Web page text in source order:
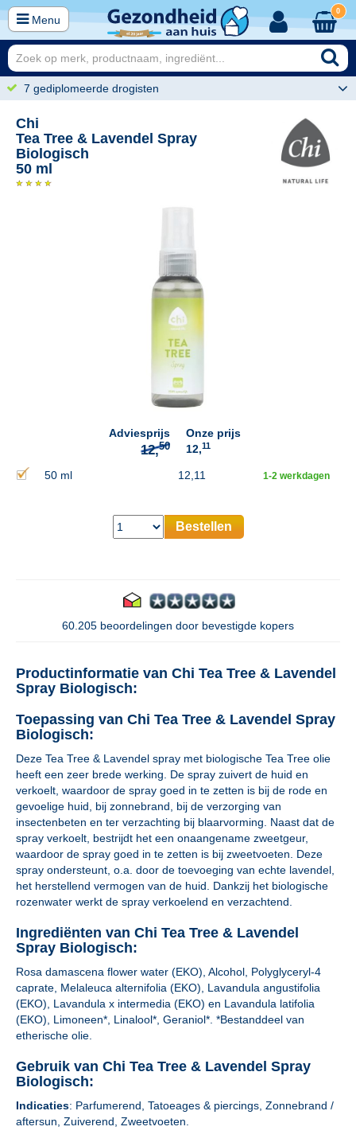
Menu
0
7 gediplomeerde drogisten
Chi
Tea Tree & Lavendel Spray
Biologisch
50 ml
Adviesprijs
Onze prijs
12,11
50 ml 12,11 1-2 werkdagen
Bestellen
60.205 beoordelingen door bevestigde kopers
Productinformatie van Chi Tea Tree & Lavendel
Spray Biologisch:
Toepassing van Chi Tea Tree & Lavendel Spray
Biologisch:
Deze Tea Tree & Lavendel spray met biologische Tea Tree olie
heeft een zeer brede werking. De spray zuivert de huid en
verkoelt, waardoor de spray goed in te zetten is bij de rode en
gevoelige huid, bij zonnebrand, bij de verzorging van
insectenbeten en ter verzachting bij blaarvorming. Naast dat de
spray verkoelt, bestrijdt het een onaangename zweetgeur,
waardoor de spray goed in te zetten is bij zweetvoeten. Deze
spray ondersteunt, o.a. door de toevoeging van echte lavendel,
het herstellend vermogen van de huid. Dankzij het biologische
rozenwater werkt de spray verkoelend en verzachtend.
Ingrediënten van Chi Tea Tree & Lavendel
Spray Biologisch:
Rosa damascena flower water (EKO), Alcohol, Polyglyceryl-4
caprate, Melaleuca alternifolia (EKO), Lavandula angustifolia
(EKO), Lavandula x intermedia (EKO) en Lavandula latifolia
(EKO), Limoneen*, Linalool*, Geraniol*. *Bestanddeel van
etherische olie.
Gebruik van Chi Tea Tree & Lavendel Spray
Biologisch:
Indicaties: Parfumerend, Tatoeages & piercings, Zonnebrand /
aftersun, Zuiverend, Zweetvoeten.